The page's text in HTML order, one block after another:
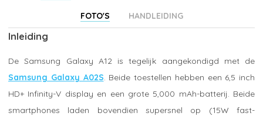
FOTO'S HANDLEIDING
Inleiding
De Samsung Galaxy A12 is tegelijk aangekondigd met de
Samsung Galaxy A02S . Beide toestellen hebben een 6,5 inch
HD+ Infinity-V display en een grote 5,000 mAh-batterij. Beide
smartphones laden bovendien supersnel op (15W fast-